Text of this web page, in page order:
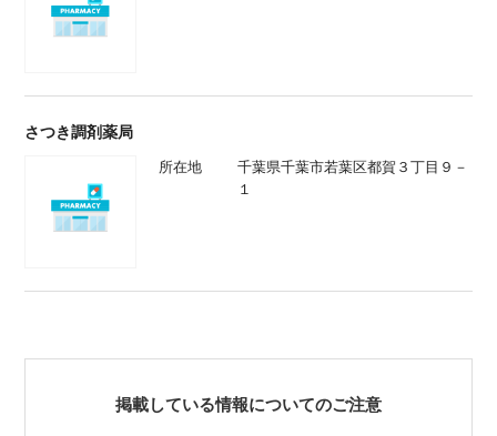
さつき調剤薬局
所在地
千葉県千葉市若葉区都賀３丁目９－
１
掲載している情報についてのご注意